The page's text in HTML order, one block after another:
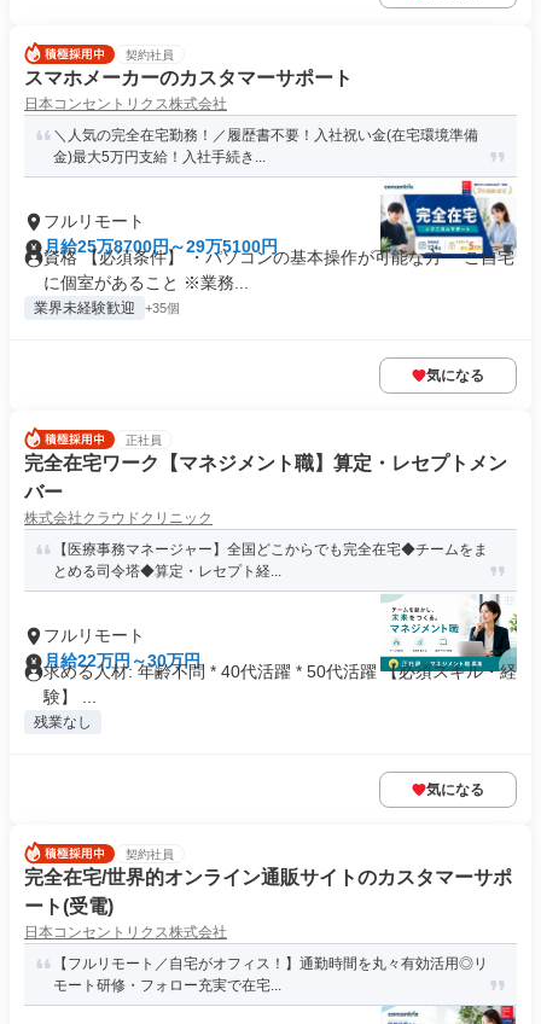
契約社員
スマホメーカーのカスタマーサポート
日本コンセントリクス株式会社
＼人気の完全在宅勤務！／履歴書不要！入社祝い金(在宅環境準備
金)最大5万円支給！入社手続き...
フルリモート
月給25万8700円～29万5100円
資格 【必須条件】 ・パソコンの基本操作が可能な方 ・ご自宅
に個室があること ※業務...
業界未経験歓迎 +35個
気になる
正社員
完全在宅ワーク【マネジメント職】算定・レセプトメン
バー
株式会社クラウドクリニック
【医療事務マネージャー】全国どこからでも完全在宅◆チームをま
とめる司令塔◆算定・レセプト経...
フルリモート
月給22万円～30万円
求める人材: 年齢不問 * 40代活躍 * 50代活躍 【必須スキル・経
験】 ...
残業なし
気になる
契約社員
完全在宅/世界的オンライン通販サイトのカスタマーサポ
ート(受電)
日本コンセントリクス株式会社
【フルリモート／自宅がオフィス！】通勤時間を丸々有効活用◎リ
モート研修・フォロー充実で在宅...